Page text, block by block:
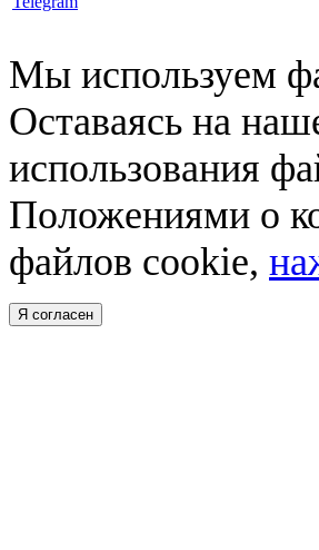
Мы используем
Оставаясь на
использования
Положениями о
файлов cookie,
Я согласен